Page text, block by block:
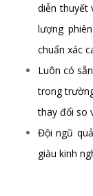
diễn thuyết
lượng
chuẩn xác
Luôn có
trong
thay đổi so
Đội ngũ
giàu kinh